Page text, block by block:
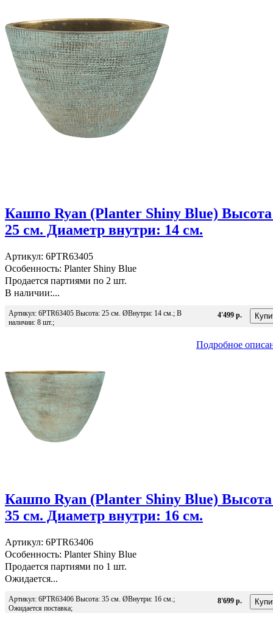
Кашпо Ryan (Planter Shiny Blue)
25 см. Диаметр внутри: 14 см.
Артикул: 6PTR63405
Особенность: Planter Shiny Blue
Продается партиями по 2 шт.
В наличии:...
Артикул: 6PTR63405 Высота: 25 см. ØВнутри: 14 см.; В
наличии: 8 шт.;
4'499 р.
Подробное
Кашпо Ryan (Planter Shiny Blue)
35 см. Диаметр внутри: 16 см.
Артикул: 6PTR63406
Особенность: Planter Shiny Blue
Продается партиями по 1 шт.
Ожидается...
Артикул: 6PTR63406 Высота: 35 см. ØВнутри: 16 см.;
Ожидается поставка;
8'699 р.